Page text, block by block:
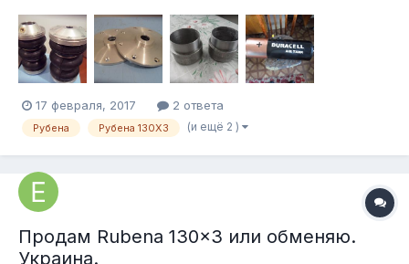
52мм. Можно сказать - новые, проехал около 5км...не
подошли по параметрам... Стояли на передних стойках. Есть
крышки отдельно под шток 20мм....
17 февраля, 2017 2 ответа
Рубена Рубена 130Х3 (и ещё 2 )
Продам Rubena 130x3 или обменяю.
Украина.